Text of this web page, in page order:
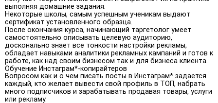
выполняя домашние задания.
Некоторые школы, самым успешным ученикам выдают
сертификат установленного образца.
После окончания курса, начинающий таргетолог умеет
самостоятельно описывать целевую аудиторию,
досконально знает все тонкости настройки рекламы,
обладает навыками аналитики рекламных кампаний и готов к
работе, как над своим бизнесом так и для бизнеса клиента.
Обучение Инстаграм*-копирайтеров
Вопросом как и о чем писать посты в Инстаграм* задается
каждый, кто желает вывести свой профиль в ТОП, набрать
много подписчиков и зарабатывать продавая товары, услуги
или рекламу.